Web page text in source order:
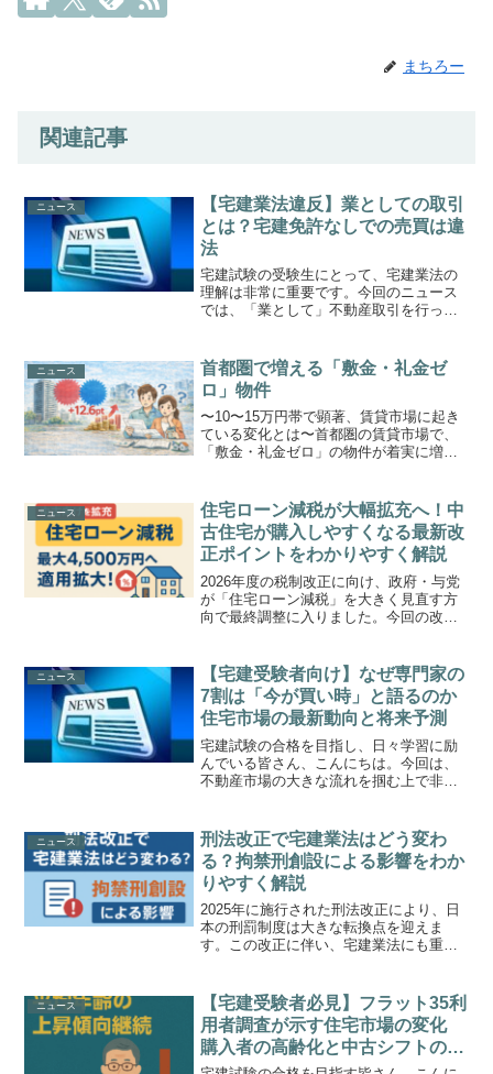
まちろー
関連記事
ニュース
【宅建業法違反】業としての取引
とは？宅建免許なしでの売買は違
法
宅建試験の受験生にとって、宅建業法の
理解は非常に重要です。今回のニュース
では、「業として」不動産取引を行った
の事例をもとに、「業として」の意味
や、免許が必要な取引につい...
ニュース
首都圏で増える「敷金・礼金ゼ
ロ」物件
〜10〜15万円帯で顕著、賃貸市場に起き
ている変化とは〜首都圏の賃貸市場で、
「敷金・礼金ゼロ」の物件が着実に増え
年で12.6ポイント増加し、4割を超える結
果となり...
ニュース
住宅ローン減税が大幅拡充へ！中
古住宅が購入しやすくなる最新改
正ポイントをわかりやすく解説
2026年度の税制改正に向け、政府・与党
が「住宅ローン減税」を大きく見直す方
向で最終調整に入りました。今回の改正
な変更となりそうです。この記事では、
最新の報道内容と...
ニュース
【宅建受験者向け】なぜ専門家の
7割は「今が買い時」と語るのか
住宅市場の最新動向と将来予測
宅建試験の合格を目指し、日々学習に励
んでいる皆さん、こんにちは。今回は、
不動産市場の大きな流れを掴む上で非常
イナンシャルプランナー（FP）の約7割
が「マイホームは今が買...
ニュース
刑法改正で宅建業法はどう変わ
る？拘禁刑創設による影響をわか
りやすく解説
2025年に施行された刑法改正により、日
本の刑罰制度は大きな転換点を迎えま
す。この改正に伴い、宅建業法にも重要
違いを突く問題が頻出するため、今回の
改正内容は必ず押さえて...
ニュース
【宅建受験者必見】フラット35利
用者調査が示す住宅市場の変化
購入者の高齢化と中古シフトの鮮
明化